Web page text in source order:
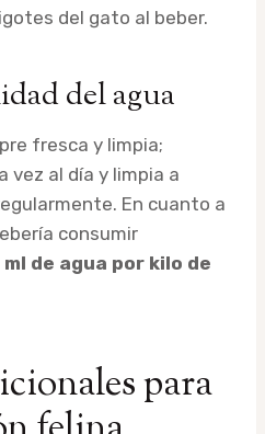
del gato al beber.
del agua
fresca y limpia;
vez al día y limpia a
En cuanto a
consumir
de agua por kilo de
para